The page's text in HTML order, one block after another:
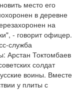
место его
в деревне
на
- говорит офицер.
служба
Арстан Токтомбаев
солдат
воины. Вместе
у плиты с